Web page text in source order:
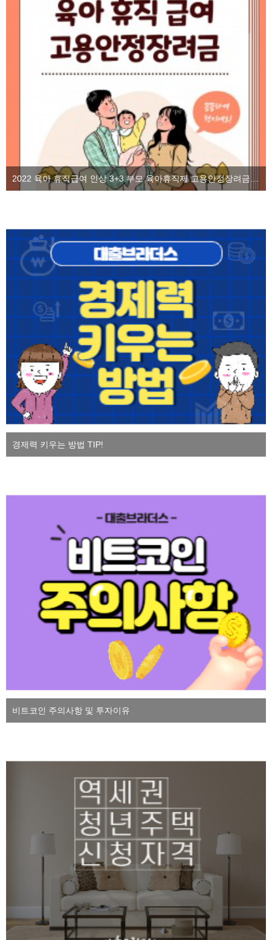
경제력 키우는 방법 TIP!
비트코인 주의사항 및 투자이유